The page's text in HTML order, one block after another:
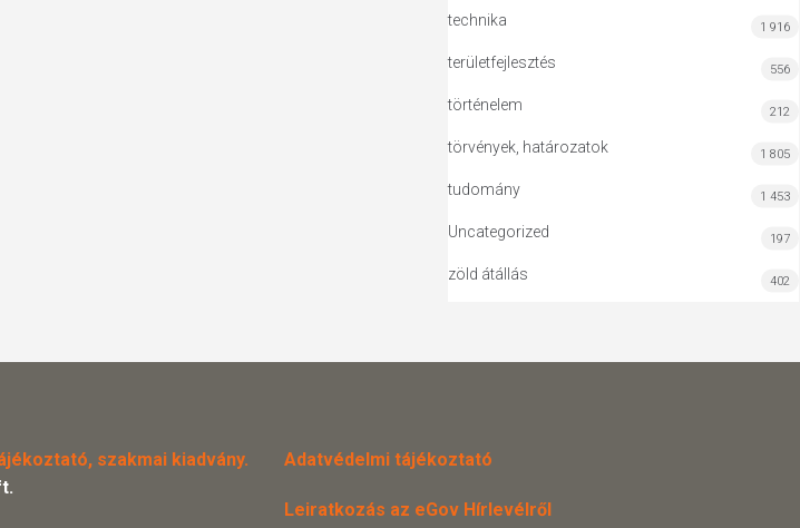
technika 1 916
területfejlesztés 556
történelem 212
törvények, határozatok 1 805
tudomány 1 453
Uncategorized 197
zöld átállás 402
szakmai kiadvány.
Adatvédelmi tájékoztató
Leiratkozás az eGov Hírlevélről